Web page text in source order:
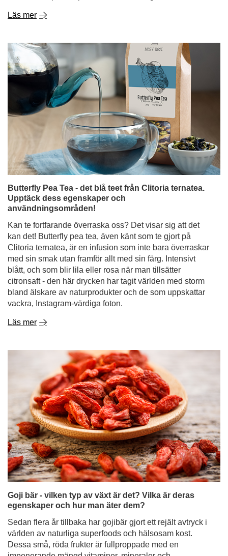
Butterfly Pea Tea - det blå teet från Clitoria ternatea.
Upptäck dess egenskaper och
användningsområden!
Kan te fortfarande överraska oss? Det visar sig att det
kan det! Butterfly pea tea, även känt som te gjort på
Clitoria ternatea, är en infusion som inte bara överraskar
med sin smak utan framför allt med sin färg. Intensivt
blått, och som blir lila eller rosa när man tillsätter
citronsaft - den här drycken har tagit världen med storm
vackra, Instagram-värdiga foton.
Läs mer
Goji bär - vilken typ av växt är det? Vilka är deras
egenskaper och hur man äter dem?
Sedan flera år tillbaka har gojibär gjort ett rejält avtryck i
världen av naturliga superfoods och hälsosam kost.
Dessa små, röda frukter är fullproppade med en
imponerande mängd vitaminer, mineraler och
antioxidanter, samtidigt som de har en distinkt smak - söt
och syrlig med en antydan till syrlighet. Det är intressant
att notera att medan vi i Europa oftast stöter på torkade
gojibär, äts de ofta färska i de asiatiska länderna, där de
har sitt ursprung.